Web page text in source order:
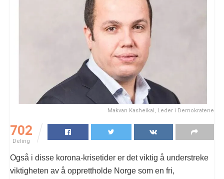
Makvan Kasheikal, Leder i Demokratene
702
Deling
Også i disse korona-krisetider er det viktig å understreke
viktigheten av å opprettholde Norge som en fri,